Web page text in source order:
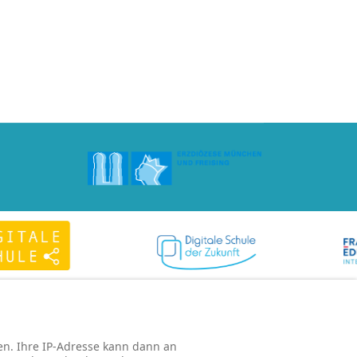
Ihre IP-Adresse kann dann an